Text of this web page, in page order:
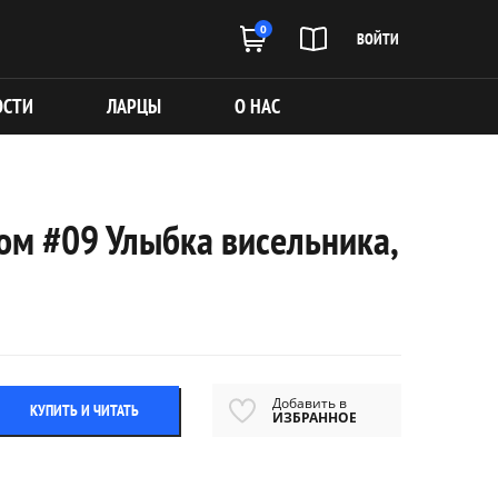
0 ВОЙТИ
ЛАРЦЫ О НАС
#09 Улыбка висельника,
КУПИТЬ И ЧИТАТЬ Добавить в
ИЗБРАННОЕ